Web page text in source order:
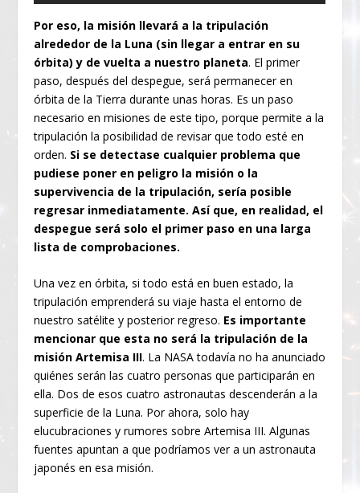
Por eso, la misión llevará a la tripulación
alrededor de la Luna (sin llegar a entrar en su
órbita) y de vuelta a nuestro planeta. El primer
paso, después del despegue, será permanecer en
órbita de la Tierra durante unas horas. Es un paso
necesario en misiones de este tipo, porque permite a la
tripulación la posibilidad de revisar que todo esté en
orden. Si se detectase cualquier problema que
pudiese poner en peligro la misión o la
supervivencia de la tripulación, sería posible
regresar inmediatamente. Así que, en realidad, el
despegue será solo el primer paso en una larga
lista de comprobaciones.
Una vez en órbita, si todo está en buen estado, la
tripulación emprenderá su viaje hasta el entorno de
nuestro satélite y posterior regreso. Es importante
mencionar que esta no será la tripulación de la
misión Artemisa III. La NASA todavía no ha anunciado
quiénes serán las cuatro personas que participarán en
ella. Dos de esos cuatro astronautas descenderán a la
superficie de la Luna. Por ahora, solo hay
elucubraciones y rumores sobre Artemisa III. Algunas
fuentes apuntan a que podríamos ver a un astronauta
japonés en esa misión.